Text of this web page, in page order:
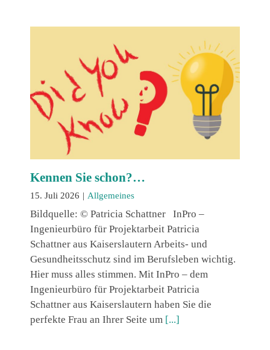
Kennen Sie schon?…
15. Juli 2026 | Allgemeines
Bildquelle: © Patricia Schattner InPro –
Ingenieurbüro für Projektarbeit Patricia
Schattner aus Kaiserslautern Arbeits- und
Gesundheitsschutz sind im Berufsleben wichtig.
Hier muss alles stimmen. Mit InPro – dem
Ingenieurbüro für Projektarbeit Patricia
Schattner aus Kaiserslautern haben Sie die
perfekte Frau an Ihrer Seite um [...]